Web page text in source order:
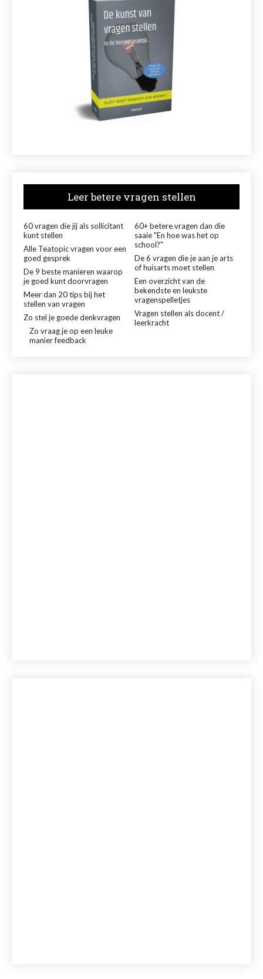
Leer betere vragen stellen
60 vragen die jij als sollicitant
kunt stellen
60+ betere vragen dan die
saaie "En hoe was het op
school?"
Alle Teatopic vragen voor een
goed gesprek
De 6 vragen die je aan je arts
of huisarts moet stellen
De 9 beste manieren waarop
je goed kunt doorvragen
Een overzicht van de
bekendste en leukste
vragenspelletjes
Meer dan 20 tips bij het
stellen van vragen
Vragen stellen als docent /
leerkracht
Zo stel je goede denkvragen
Zo vraag je op een leuke
manier feedback